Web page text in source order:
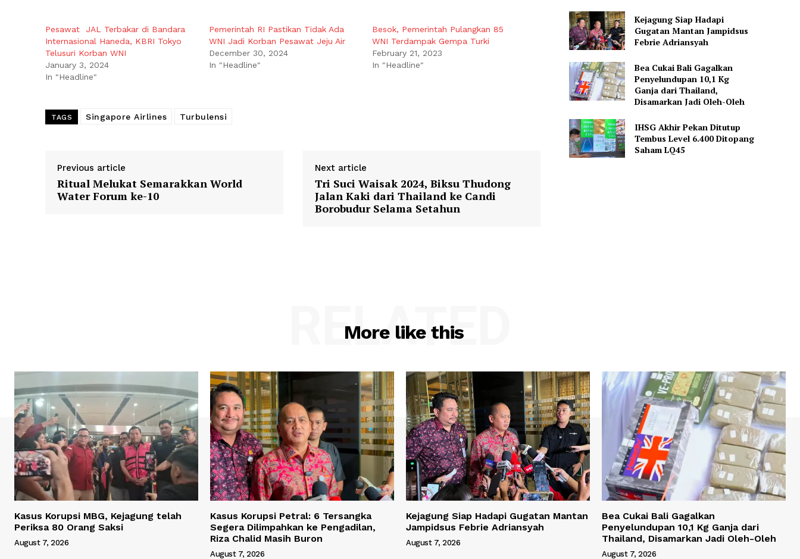
Pesawat JAL Terbakar di Bandara
Internasional Haneda, KBRI Tokyo
Telusuri Korban WNI
January 3, 2024
In "Headline"
Pemerintah RI Pastikan Tidak Ada
WNI Jadi Korban Pesawat Jeju Air
December 30, 2024
In "Headline"
Besok, Pemerintah Pulangkan 85
WNI Terdampak Gempa Turki
February 21, 2023
In "Headline"
TAGS Singapore Airlines Turbulensi
Previous article
Ritual Melukat Semarakkan World
Water Forum ke-10
Next article
Tri Suci Waisak 2024, Biksu Thudong
Jalan Kaki dari Thailand ke Candi
Borobudur Selama Setahun
Kejagung Siap Hadapi
Gugatan Mantan Jampidsus
Febrie Adriansyah
Bea Cukai Bali Gagalkan
Penyelundupan 10,1 Kg
Ganja dari Thailand,
Disamarkan Jadi Oleh-Oleh
IHSG Akhir Pekan Ditutup
Tembus Level 6.400 Ditopang
Saham LQ45
More like this
RELATED
Kasus Korupsi MBG, Kejagung telah
Periksa 80 Orang Saksi
August 7, 2026
Kasus Korupsi Petral: 6 Tersangka
Segera Dilimpahkan ke Pengadilan,
Riza Chalid Masih Buron
August 7, 2026
Kejagung Siap Hadapi Gugatan Mantan
Jampidsus Febrie Adriansyah
August 7, 2026
Bea Cukai Bali Gagalkan
Penyelundupan 10,1 Kg Ganja dari
Thailand, Disamarkan Jadi Oleh-Oleh
August 7, 2026